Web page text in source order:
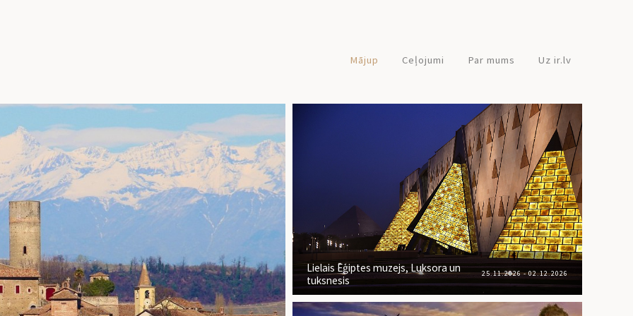
Mājup Ceļojumi Par mums Uz ir.lv
Lielais Ēģiptes muzejs, Luksora un
tuksnesis
25.11.2026 - 02.12.2026